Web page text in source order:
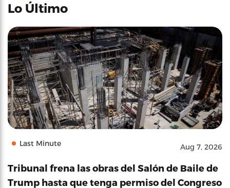
Lo Último
Last Minute Aug 7, 2026
Tribunal frena las obras del Salón de Baile de
Trump hasta que tenga permiso del Congreso